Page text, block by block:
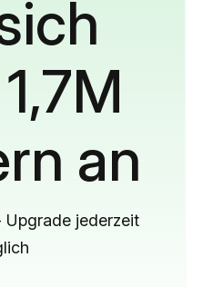
an
Upgrade jederzeit